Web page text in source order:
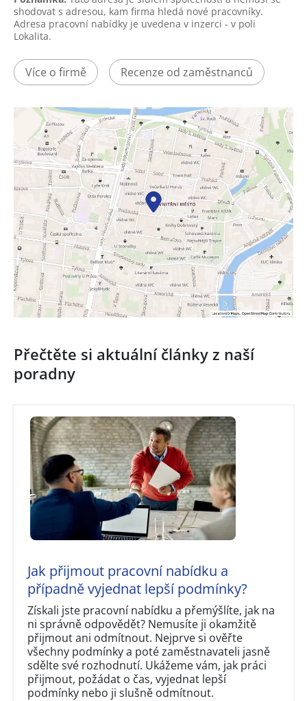
shodovat s adresou, kam firma hledá nové pracovníky.
Adresa pracovní nabídky je uvedena v inzerci - v poli
Lokalita.
Více o firmě Recenze od zaměstnanců
Přečtěte si aktuální články z naší
poradny
Jak přijmout pracovní nabídku a
případně vyjednat lepší podmínky?
Získali jste pracovní nabídku a přemýšlíte, jak na
ni správně odpovědět? Nemusíte ji okamžitě
přijmout ani odmítnout. Nejprve si ověřte
všechny podmínky a poté zaměstnavateli jasně
sdělte své rozhodnutí. Ukážeme vám, jak práci
přijmout, požádat o čas, vyjednat lepší
podmínky nebo ji slušně odmítnout.